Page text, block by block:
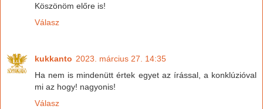
Köszönöm előre is!
Válasz
kukkanto 2023. március 27. 14:35
Ha nem is mindenütt értek egyet az írással, a konklúzióval
mi az hogy! nagyonis!
Válasz